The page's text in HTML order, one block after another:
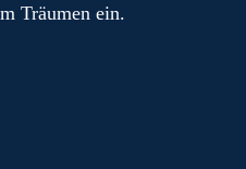
Träumen ein.